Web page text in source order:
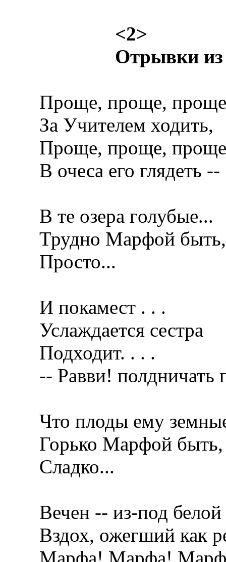
<2>
Отрывки из
Проще, проще,
За Учителем ходить,
Проще, проще,
В очеса его глядеть --
В те озера голубые...
Трудно Марфой
Просто...
И покамест . . .
Услаждается сестра
Подходит. . . .
-- Равви! полдничать
Что плоды ему
Горько Марфой
Сладко...
Вечен -- из-под белой
Вздох, ожегший как